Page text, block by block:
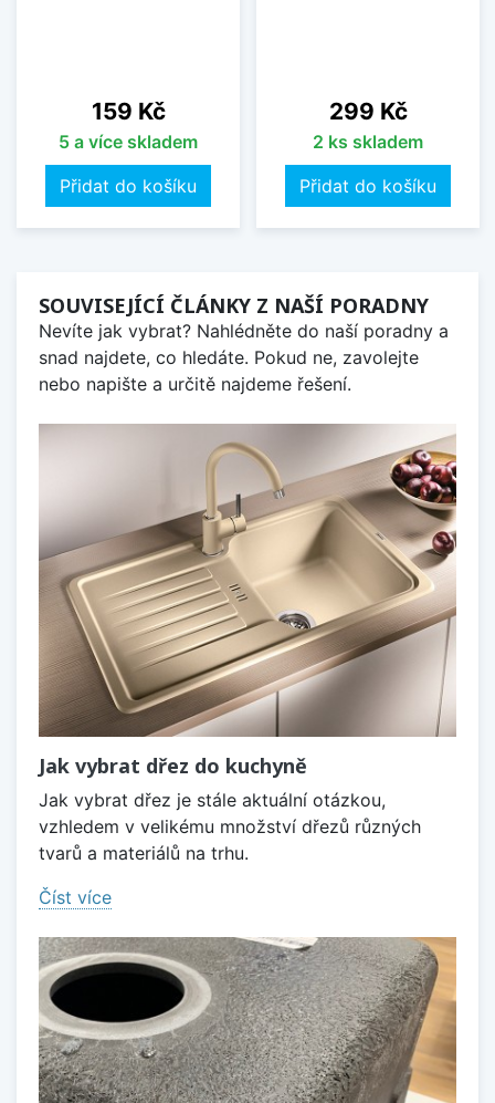
Cena
159 Kč
5 a více skladem
Přidat do košíku
Cena
299 Kč
2 ks skladem
Přidat do košíku
SOUVISEJÍCÍ ČLÁNKY Z NAŠÍ PORADNY
Nevíte jak vybrat? Nahlédněte do naší poradny a
snad najdete, co hledáte. Pokud ne, zavolejte
nebo napište a určitě najdeme řešení.
Jak vybrat dřez do kuchyně
Jak vybrat dřez je stále aktuální otázkou,
vzhledem v velikému množství dřezů různých
tvarů a materiálů na trhu.
Číst více